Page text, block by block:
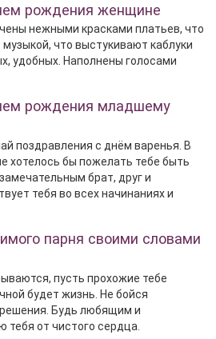
рождения женщине
нежными красками платьев, что
что выстукивают каблуки
удобных. Наполнены голосами
рождения младшему
поздравления с днём варенья. В
хотелось бы пожелать тебе быть
брат, друг и
тебя во всех начинаниях и
парня своими словами
пусть прохожие тебе
будет жизнь. Не бойся
Будь любящим и
от чистого сердца.